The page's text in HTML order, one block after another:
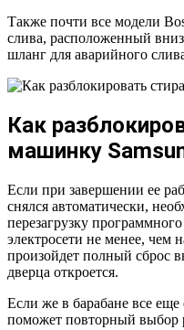
Также почти все модели
слива, расположенный
шланг для аварийного
Как
машинку
Если при завершении ее
снялся автоматически,
перезагрузку
электросети не менее, чем
произойдет полный сброс
дверца откроется.
Если же в барабане все еще
поможет повторный выбор